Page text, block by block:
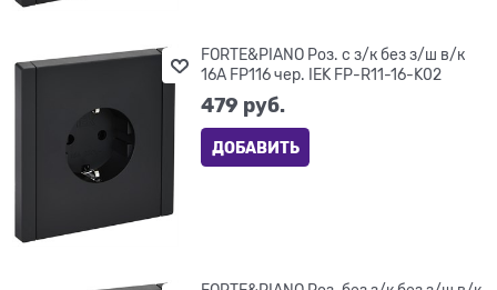
FORTE&PIANO Роз. с з/к без з/ш в/к
16А FP116 чер. IEK FP-R11-16-K02
479 руб.
ДОБАВИТЬ